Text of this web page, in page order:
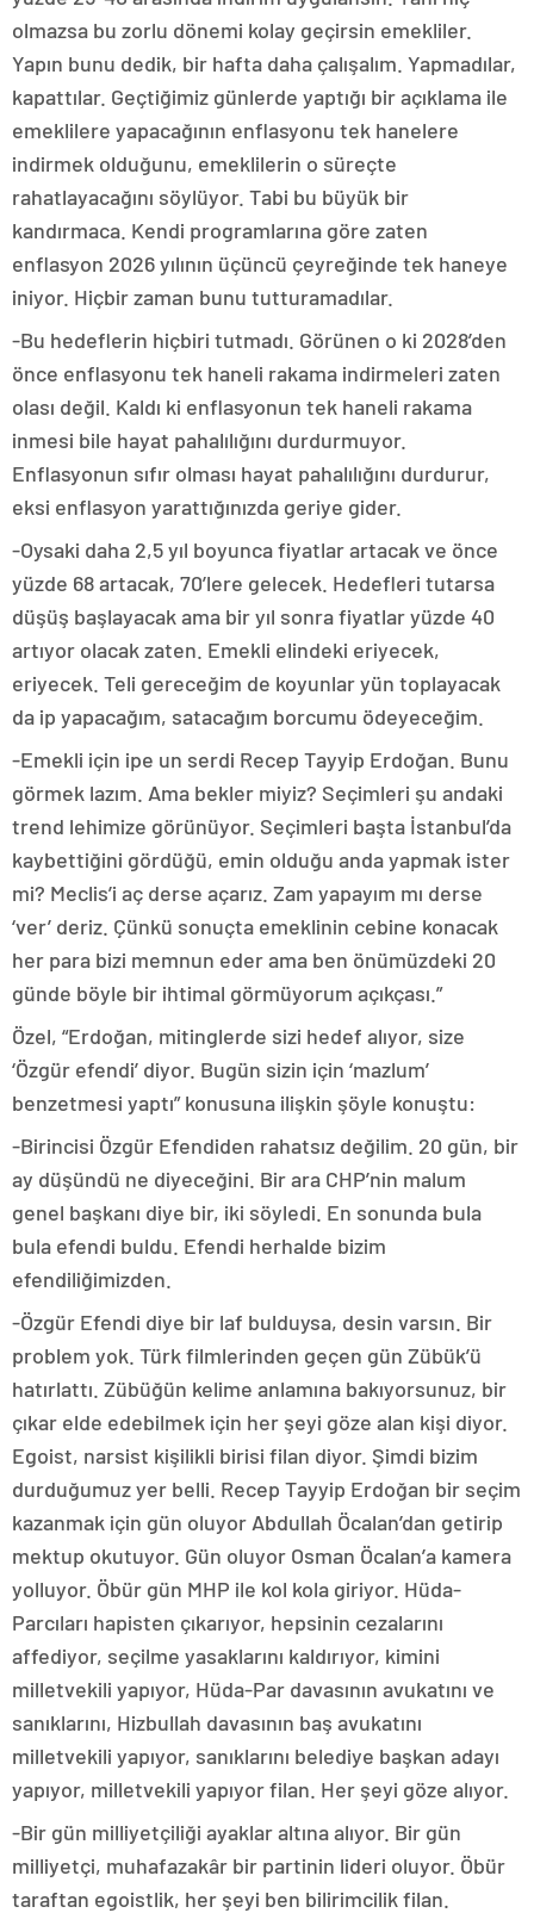
olmazsa bu zorlu dönemi kolay geçirsin emekliler.
Yapın bunu dedik, bir hafta daha çalışalım. Yapmadılar,
kapattılar. Geçtiğimiz günlerde yaptığı bir açıklama ile
emeklilere yapacağının enflasyonu tek hanelere
indirmek olduğunu, emeklilerin o süreçte
rahatlayacağını söylüyor. Tabi bu büyük bir
kandırmaca. Kendi programlarına göre zaten
enflasyon 2026 yılının üçüncü çeyreğinde tek haneye
iniyor. Hiçbir zaman bunu tutturamadılar.
-Bu hedeflerin hiçbiri tutmadı. Görünen o ki 2028’den
önce enflasyonu tek haneli rakama indirmeleri zaten
olası değil. Kaldı ki enflasyonun tek haneli rakama
inmesi bile hayat pahalılığını durdurmuyor.
Enflasyonun sıfır olması hayat pahalılığını durdurur,
eksi enflasyon yarattığınızda geriye gider.
-Oysaki daha 2,5 yıl boyunca fiyatlar artacak ve önce
yüzde 68 artacak, 70’lere gelecek. Hedefleri tutarsa
düşüş başlayacak ama bir yıl sonra fiyatlar yüzde 40
artıyor olacak zaten. Emekli elindeki eriyecek,
eriyecek. Teli gereceğim de koyunlar yün toplayacak
da ip yapacağım, satacağım borcumu ödeyeceğim.
-Emekli için ipe un serdi Recep Tayyip Erdoğan. Bunu
görmek lazım. Ama bekler miyiz? Seçimleri şu andaki
trend lehimize görünüyor. Seçimleri başta İstanbul’da
kaybettiğini gördüğü, emin olduğu anda yapmak ister
mi? Meclis’i aç derse açarız. Zam yapayım mı derse
‘ver’ deriz. Çünkü sonuçta emeklinin cebine konacak
her para bizi memnun eder ama ben önümüzdeki 20
günde böyle bir ihtimal görmüyorum açıkçası.”
Özel, “Erdoğan, mitinglerde sizi hedef alıyor, size
‘Özgür efendi’ diyor. Bugün sizin için ‘mazlum’
benzetmesi yaptı” konusuna ilişkin şöyle konuştu:
-Birincisi Özgür Efendiden rahatsız değilim. 20 gün, bir
ay düşündü ne diyeceğini. Bir ara CHP’nin malum
genel başkanı diye bir, iki söyledi. En sonunda bula
bula efendi buldu. Efendi herhalde bizim
efendiliğimizden.
-Özgür Efendi diye bir laf bulduysa, desin varsın. Bir
problem yok. Türk filmlerinden geçen gün Zübük’ü
hatırlattı. Zübüğün kelime anlamına bakıyorsunuz, bir
çıkar elde edebilmek için her şeyi göze alan kişi diyor.
Egoist, narsist kişilikli birisi filan diyor. Şimdi bizim
durduğumuz yer belli. Recep Tayyip Erdoğan bir seçim
kazanmak için gün oluyor Abdullah Öcalan’dan getirip
mektup okutuyor. Gün oluyor Osman Öcalan’a kamera
yolluyor. Öbür gün MHP ile kol kola giriyor. Hüda-
Parcıları hapisten çıkarıyor, hepsinin cezalarını
affediyor, seçilme yasaklarını kaldırıyor, kimini
milletvekili yapıyor, Hüda-Par davasının avukatını ve
sanıklarını, Hizbullah davasının baş avukatını
milletvekili yapıyor, sanıklarını belediye başkan adayı
yapıyor, milletvekili yapıyor filan. Her şeyi göze alıyor.
-Bir gün milliyetçiliği ayaklar altına alıyor. Bir gün
milliyetçi, muhafazakâr bir partinin lideri oluyor. Öbür
taraftan egoistlik, her şeyi ben bilirimcilik filan.